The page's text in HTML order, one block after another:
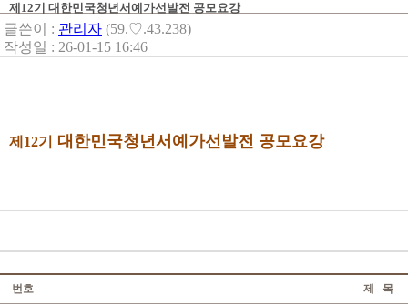
제12기 대한민국청년서예가선발전 공모요강
글쓴이 : 관리자 (59.♡.43.238)
작성일 : 26-01-15 16:46
제12기 대한민국청년서예가선발전 공모요강
번호 제 목